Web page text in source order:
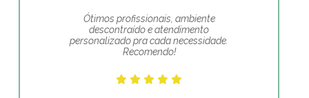
Ótimos profissionais, ambiente
descontraído e atendimento
personalizado pra cada necessidade.
Recomendo!